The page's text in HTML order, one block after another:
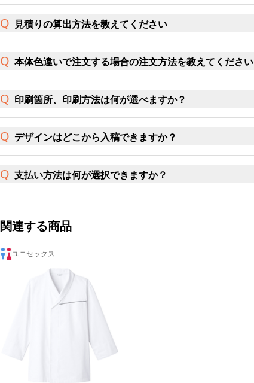
見積りの算出方法を教えてください
本体色違いで注文する場合の注文方法を教えてください
印刷箇所、印刷方法は何が選べますか？
デザインはどこから入稿できますか？
支払い方法は何が選択できますか？
関連する商品
ユニセックス